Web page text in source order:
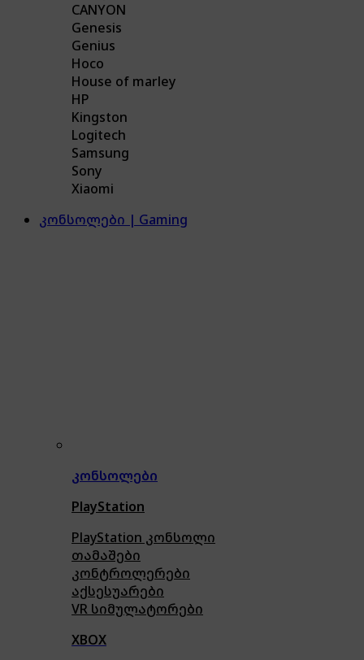
CANYON
Genesis
Genius
Hoco
House of marley
HP
Kingston
Logitech
Samsung
Sony
Xiaomi
კონსოლები | Gaming
კონსოლები
PlayStation
PlayStation კონსოლი
თამაშები
კონტროლერები
აქსესუარები
VR სიმულატორები
XBOX